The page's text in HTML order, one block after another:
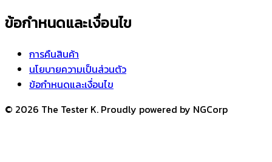
ข้อกำหนดและเงื่อนไข
การคืนสินค้า
นโยบายความเป็นส่วนตัว
ข้อกำหนดและเงื่อนไข
© 2026 The Tester K. Proudly powered by NGCorp